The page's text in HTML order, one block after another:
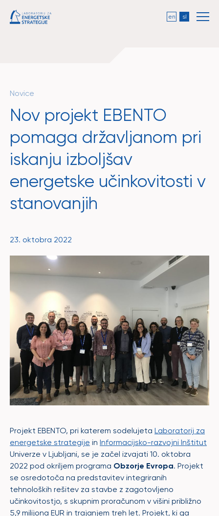
en sl
Novice
Nov projekt EBENTO
pomaga državljanom pri
iskanju izboljšav
energetske učinkovitosti v
stanovanjih
23. oktobra 2022
Projekt EBENTO, pri katerem sodelujeta Laboratorij za
energetske strategije in Informacijsko-razvojni Inštitut
Univerze v Ljubljani, se je začel izvajati 10. oktobra
2022 pod okriljem programa Obzorje Evropa. Projekt
se osredotoča na predstavitev integriranih
tehnoloških rešitev za stavbe z zagotovljeno
učinkovitostjo, s skupnim proračunom v višini približno
5,9 milijona EUR in trajanjem treh let. Projekt, ki ga